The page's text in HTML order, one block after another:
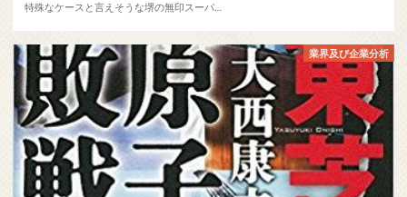
特殊なケースと言えそうな堺の無印スーパ…
業界及び企業分析